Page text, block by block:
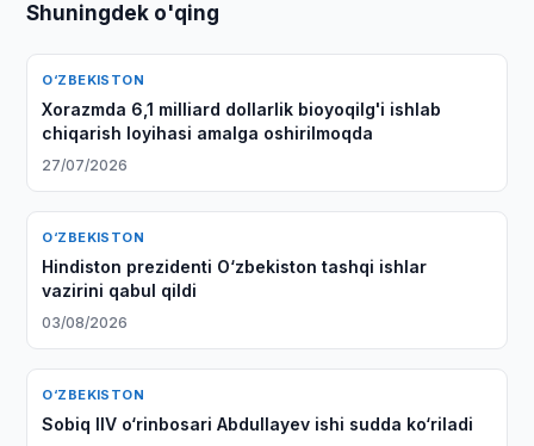
Shuningdek o'qing
O‘ZBEKISTON
Xorazmda 6,1 milliard dollarlik bioyoqilg'i ishlab
chiqarish loyihasi amalga oshirilmoqda
27/07/2026
O‘ZBEKISTON
Hindiston prezidenti O‘zbekiston tashqi ishlar
vazirini qabul qildi
03/08/2026
O‘ZBEKISTON
Sobiq IIV o‘rinbosari Abdullayev ishi sudda ko‘riladi